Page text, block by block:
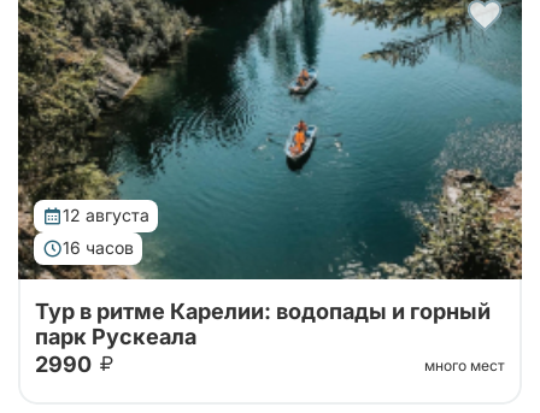
Автобусный тур в горный парк Рускеала из Санкт-
Петербурга, переезд на большом
комфортабельном автобусе прямиком до парка!
12 августа
16 часов
Тур в ритме Карелии: водопады и горный
парк Рускеала
2990
много мест